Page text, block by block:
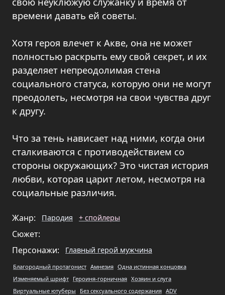
времени давать ей советы.
Хотя героя влечет к Акве, она не может
полностью раскрыть ему свой секрет, и их
разделяет непреодолимая стена
социального статуса, которую они не могут
преодолеть, несмотря на свои чувства друг
к другу.
Что за тень нависает над ними, когда они
сталкиваются с противодействием со
стороны окружающих? Это чистая история
любви, которая царит летом, несмотря на
социальные различия.
Жанр: Пародия + спойлеры
Сюжет:
Персонажи:
Главный герой мужчина
Благородный протагонист Амнезия Одна истинная концовка
Изменяемый шрифт Героиня-горничная Хозяин и слуга
Виртуальные ютуберы
Без сексуального содержания ADV